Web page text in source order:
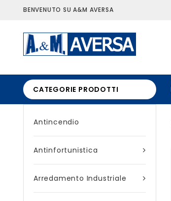
BENVENUTO SU A&M AVERSA
CATEGORIE PRODOTTI
Antincendio
Antinfortunistica
Arredamento Industriale